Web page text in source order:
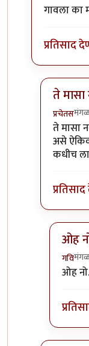
गावला का
प्रतिसाद
ते मासा
प्रचेतस
In reply
ते मासा
असे
कधीच
ओह
गवि
In
ओह